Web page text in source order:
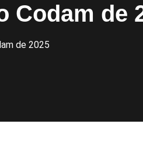
Codam de
de 2025